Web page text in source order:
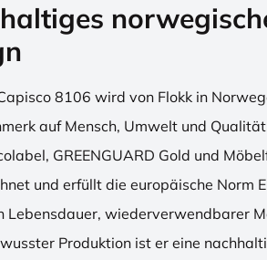
8106 wird von Flokk in
auf Mensch, Umwelt und
GREENGUARD Gold und
und erfüllt die europäische Norm
Lebensdauer, wiederverwendbarer
Produktion ist er eine